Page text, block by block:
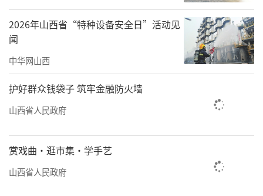
从太原中环的“隔音长廊”，到各地主干
道的降噪治理，我省以工程为抓手，持续优化
交通声环境，让城市在高效通行的同时，保有
一份宁静。
精准监管治顽疾
机器轰鸣、施工嘈杂、车辆穿梭……曾是
不少地方声环境的“顽疾”。我省坚持精准监
2026年山西省“特种设备安全日”活动见
闻
中华网山西
护好群众钱袋子 筑牢金融防火墙
山西省人民政府
赏戏曲·逛市集·学手艺
山西省人民政府